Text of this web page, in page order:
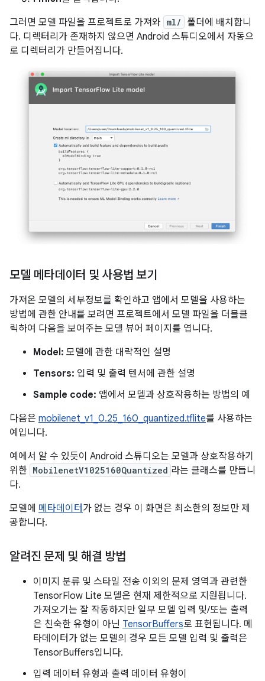
그러면 모델 파일을 프로젝트로 가져와 ml/
폴더에 배치합니
다. 디렉터리가 존재하지 않으면 Android 스튜디오에서 자동으
로 디렉터리가 만들어집니다.
모델 메타데이터 및 사용법 보기
가져온 모델의 세부정보를 확인하고 앱에서 모델을 사용하는
방법에 관한 안내를 보려면 프로젝트에서 모델 파일을 더블클
릭하여 다음을 보여주는 모델 뷰어 페이지를 엽니다.
Model: 모델에 관한 대략적인 설명
Tensors: 입력 및 출력 텐서에 관한 설명
Sample code: 앱에서 모델과 상호작용하는 방법의 예
다음은 mobilenet_v1_0.25_160_quantized.tflite를 사용하는
예입니다.
예에서 알 수 있듯이 Android 스튜디오는 모델과 상호작용하기
위한 MobilenetV1025160Quantized 라는 클래스를 만듭니
다.
모델에 메타데이터 가 없는 경우 이 화면은 최소한의 정보만 제
공합니다.
알려진 문제 및 해결 방법
이미지 분류 및 스타일 전송 이외의 문제 영역과 관련한
TensorFlow Lite 모델은 현재 제한적으로 지원됩니다.
가져오기는 잘 작동하지만 일부 모델 입력 및/또는 출력
은 친숙한 유형이 아닌 TensorBuffers로 표현됩니다. 메
타데이터가 없는 모델의 경우 모든 모델 입력 및 출력은
TensorBuffers입니다.
입력 데이터 유형과 출력 데이터 유형이